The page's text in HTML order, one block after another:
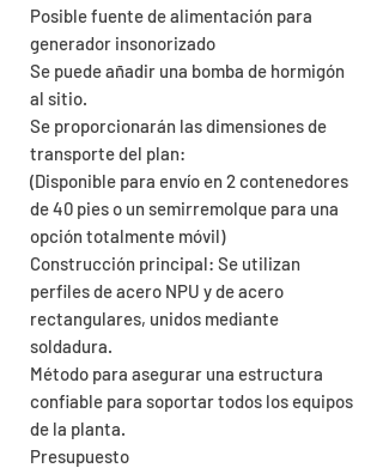
Posible fuente de alimentación para
generador insonorizado
Se puede añadir una bomba de hormigón
al sitio.
Se proporcionarán las dimensiones de
transporte del plan:
(Disponible para envío en 2 contenedores
de 40 pies o un semirremolque para una
opción totalmente móvil)
Construcción principal: Se utilizan
perfiles de acero NPU y de acero
rectangulares, unidos mediante
soldadura.
Método para asegurar una estructura
confiable para soportar todos los equipos
de la planta.
Presupuesto